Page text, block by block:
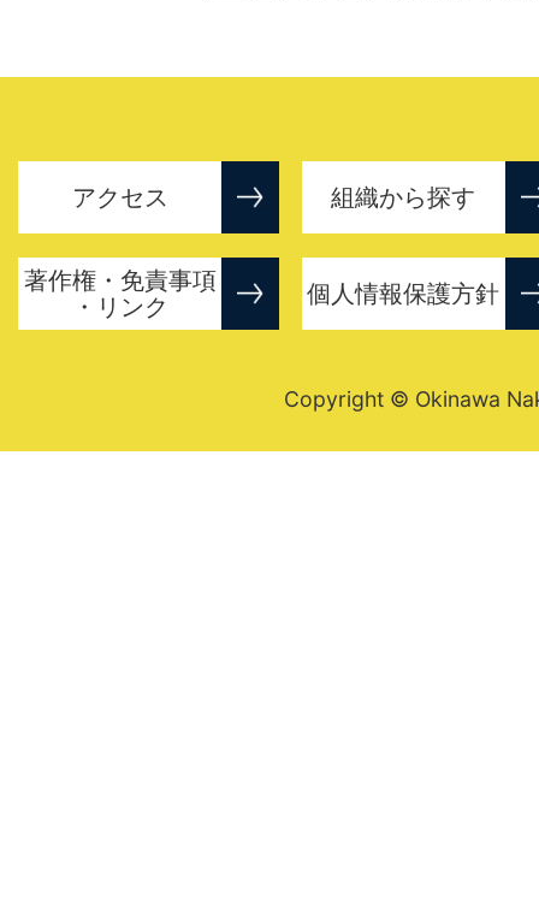
アクセス 組織から探す
著作権・免責事項
・リンク
個人情報保護方針
Copyright © Okinawa